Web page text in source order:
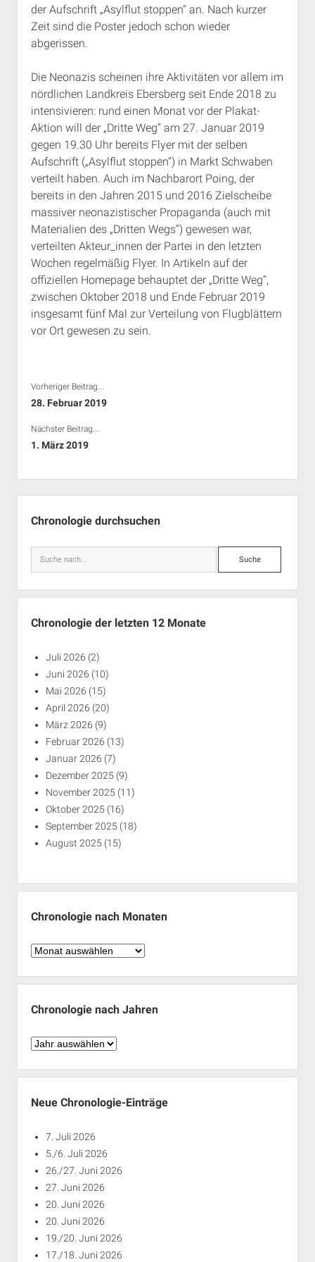
Rechte Termine München
Über a.i.d.a.
RSS-Feeds, Twitter & Facebook
Kontakt & PGP-Key
der Aufschrift „Asylflut stoppen“ an. Nach kurzer
Zeit sind die Poster jedoch schon wieder
abgerissen.
Die Neonazis scheinen ihre Aktivitäten vor allem im
nördlichen Landkreis Ebersberg seit Ende 2018 zu
intensivieren: rund einen Monat vor der Plakat-
Aktion will der „Dritte Weg“ am 27. Januar 2019
gegen 19.30 Uhr bereits Flyer mit der selben
Aufschrift („Asylflut stoppen“) in Markt Schwaben
verteilt haben. Auch im Nachbarort Poing, der
bereits in den Jahren 2015 und 2016 Zielscheibe
massiver neonazistischer Propaganda (auch mit
Materialien des „Dritten Wegs“) gewesen war,
verteilten Akteur_innen der Partei in den letzten
Wochen regelmäßig Flyer. In Artikeln auf der
offiziellen Homepage behauptet der „Dritte Weg“,
zwischen Oktober 2018 und Ende Februar 2019
insgesamt fünf Mal zur Verteilung von Flugblättern
vor Ort gewesen zu sein.
Vorheriger Beitrag...
28. Februar 2019
Nächster Beitrag...
1. März 2019
Chronologie durchsuchen
Suche
Chronologie der letzten 12 Monate
Juli 2026 (2)
Juni 2026 (10)
Mai 2026 (15)
April 2026 (20)
März 2026 (9)
Februar 2026 (13)
Januar 2026 (7)
Dezember 2025 (9)
November 2025 (11)
Oktober 2025 (16)
September 2025 (18)
August 2025 (15)
Chronologie nach Monaten
Chronologie
Monaten
Chronologie nach Jahren
Chronologie
Jahren
Neue Chronologie-Einträge
7. Juli 2026
5./6. Juli 2026
26./27. Juni 2026
27. Juni 2026
20. Juni 2026
20. Juni 2026
19./20. Juni 2026
17./18. Juni 2026